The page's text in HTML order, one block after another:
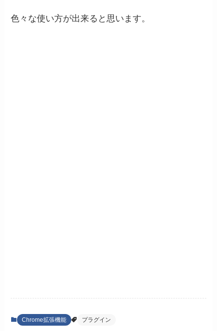
色々な使い方が出来ると思います。
Chrome拡張機能 プラグイン